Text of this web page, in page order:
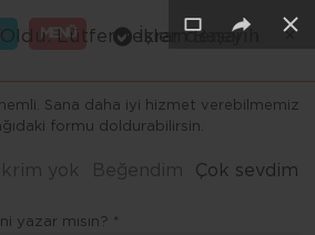
MENÜ
Sana daha iyi hizmet verebilmemiz
formu doldurabilirsin.
yok Beğendim Çok sevdim
yazar mısın? *
×
×
×
×
İşlem Başarılı ×
Oldu. Lütfen tekrar deneyin ×